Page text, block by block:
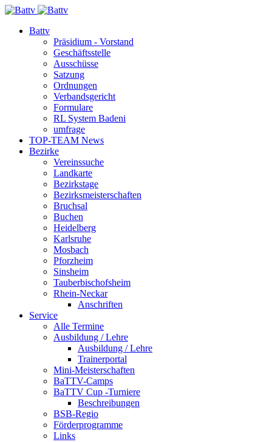
Battv
Präsidium - Vorstand
Geschäftsstelle
Ausschüsse
Satzung
Ordnungen
Verbandsgericht
Formulare
RL System Badeni
umfrage
TOP-TEAM News
Bezirke
Vereinssuche
Landkarte
Bezirkstage
Bezirksmeisterschaften
Bruchsal
Buchen
Heidelberg
Karlsruhe
Mosbach
Pforzheim
Sinsheim
Tauberbischofsheim
Rhein-Neckar
Anschriften
Service
Alle Termine
Ausbildung / Lehre
Ausbildung / Lehre
Trainerportal
Mini-Meisterschaften
BaTTV-Camps
BaTTV Cup -Turniere
Beschreibungen
BSB-Regio
Förderprogramme
Links